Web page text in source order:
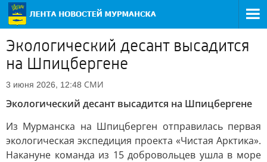
Экологический десант высадится
на Шпицбергене
3 июня 2026, 12:48 СМИ
Экологический десант высадится на Шпицбергене
Из Мурманска на Шпицберген отправилась первая
экологическая экспедиция проекта «Чистая Арктика».
Накануне команда из 15 добровольцев ушла в море